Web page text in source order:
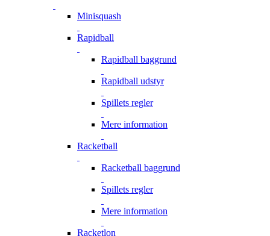
Minisquash
Rapidball
Rapidball baggrund
Rapidball udstyr
Spillets regler
Mere information
Racketball
Racketball baggrund
Spillets regler
Mere information
Racketlon